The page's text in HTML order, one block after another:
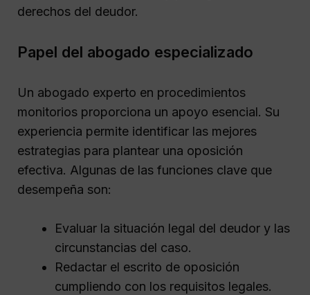
derechos del deudor.
Papel del abogado especializado
Un abogado experto en procedimientos
monitorios proporciona un apoyo esencial. Su
experiencia permite identificar las mejores
estrategias para plantear una oposición
efectiva. Algunas de las funciones clave que
desempeña son:
Evaluar la situación legal del deudor y las
circunstancias del caso.
Redactar el escrito de oposición
cumpliendo con los requisitos legales.